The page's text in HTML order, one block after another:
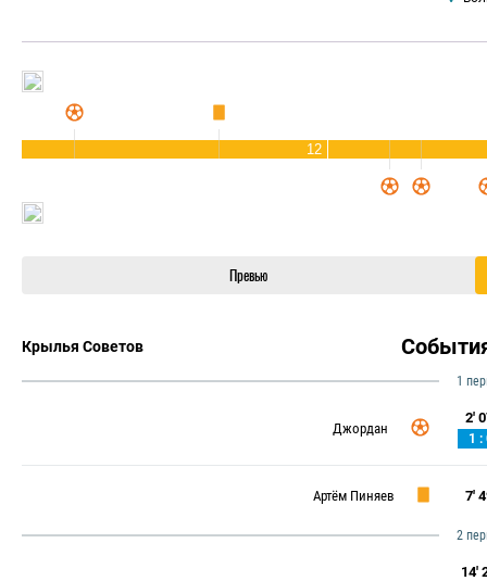
12
Превью
Крылья Советов
1
Джордан
2'
1 :
Артём Пиняев 7'
2
14'